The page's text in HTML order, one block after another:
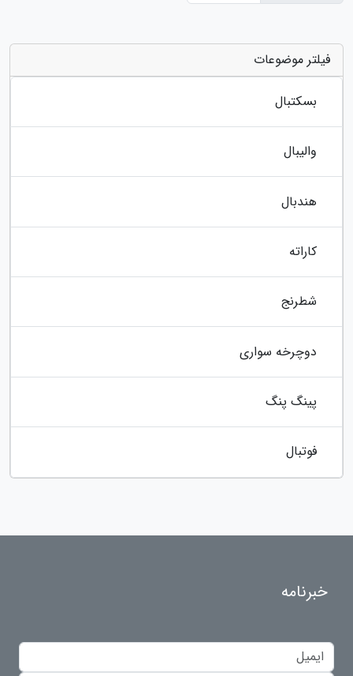
فیلتر موضوعات
بسکتبال
والیبال
هندبال
کاراته
شطرنج
دوچرخه سواری
پینگ پنگ
فوتبال
خبرنامه